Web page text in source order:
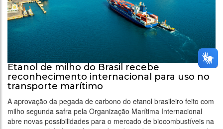
Etanol de milho do Brasil recebe
reconhecimento internacional para uso no
transporte marítimo
A aprovação da pegada de carbono do etanol brasileiro feito com
milho segunda safra pela Organização Marítima Internacional
abre novas possibilidades para o mercado de biocombustíveis na